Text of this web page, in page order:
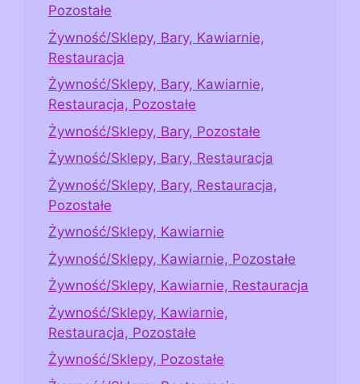
Pozostałe
Żywność/Sklepy, Bary, Kawiarnie,
Restauracja
Żywność/Sklepy, Bary, Kawiarnie,
Restauracja, Pozostałe
Żywność/Sklepy, Bary, Pozostałe
Żywność/Sklepy, Bary, Restauracja
Żywność/Sklepy, Bary, Restauracja,
Pozostałe
Żywność/Sklepy, Kawiarnie
Żywność/Sklepy, Kawiarnie, Pozostałe
Żywność/Sklepy, Kawiarnie, Restauracja
Żywność/Sklepy, Kawiarnie,
Restauracja, Pozostałe
Żywność/Sklepy, Pozostałe